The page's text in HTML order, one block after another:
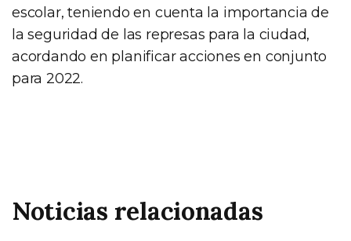
escolar, teniendo en cuenta la importancia de
la seguridad de las represas para la ciudad,
acordando en planificar acciones en conjunto
para 2022.
Noticias relacionadas